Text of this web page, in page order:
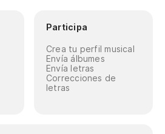
Participa
Crea tu perfil musical
Envía álbumes
Envía letras
Correcciones de
letras